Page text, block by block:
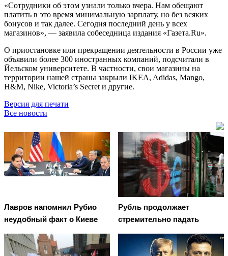
«Сотрудники об этом узнали только вчера. Нам обещают
платить в это время минимальную зарплату, но без всяких
бонусов и так далее. Сегодня последний день у всех
магазинов», — заявила собеседница издания «Газета.Ru».
О приостановке или прекращении деятельности в России уже
объявили более 300 иностранных компаний, подсчитали в
Йельском университете. В частности, свои магазины на
территории нашей страны закрыли IKEA, Adidas, Mango,
H&M, Nike, Victoria’s Secret и другие.
Версия для печати
Все новости
Лавров напомнил Рубио
неудобный факт о Киеве
Рубль продолжает
стремительно падать